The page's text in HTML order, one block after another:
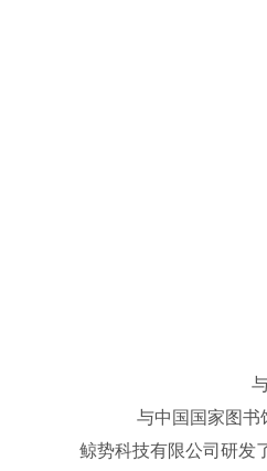
公司自成立
与中国热带
与中国中
与中国国
鲸势科技有